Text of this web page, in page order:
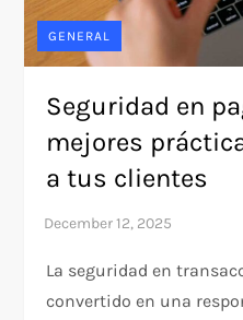
GENERAL
Seguridad en
mejores
a tus clientes
La seguridad en
convertido en una